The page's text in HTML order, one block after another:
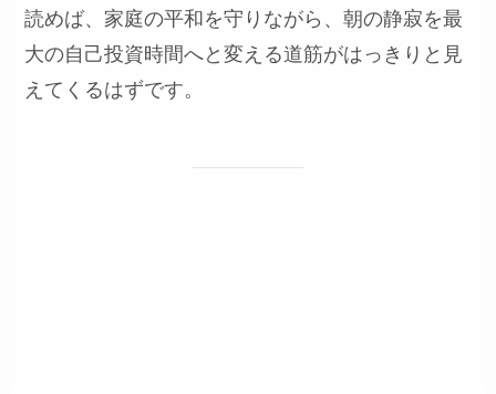
読めば、家庭の平和を守りながら、朝の静寂を最
大の自己投資時間へと変える道筋がはっきりと見
えてくるはずです。